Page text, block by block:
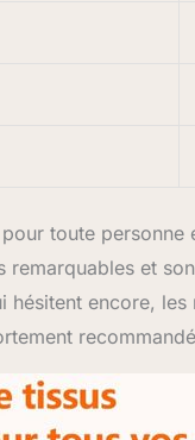
toute personne
et
encore,